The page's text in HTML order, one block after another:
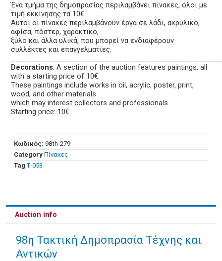
Ένα τμήμα της δημοπρασίας περιλαμβάνει πίνακες, όλοι με
τιμή εκκίνησης τα 10€.
Αυτοί οι πίνακες περιλαμβάνουν έργα σε λάδι, ακρυλικό,
αφίσα, πόστερ, χαρακτικό,
ξύλο και άλλα υλικά, που μπορεί να ενδιαφέρουν
συλλέκτες και επαγγελματίες.
Decorations: A section of the auction features paintings, all
with a starting price of 10€.
These paintings include works in oil, acrylic, poster, print,
wood, and other materials
which may interest collectors and professionals.
Starting price: 10€
Κωδικός: 98th-279
Category Πίνακες
Tag Τ-053
Auction info
98η Τακτική Δημοπρασία Τέχνης και
Αντικών